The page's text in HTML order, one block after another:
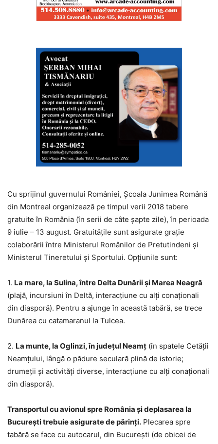
Cu sprijinul guvernului României, Școala Junimea Română
din Montreal organizează pe timpul verii 2018 tabere
gratuite în România (în serii de câte șapte zile), în perioada
9 iulie – 13 august. Gratuitățile sunt asigurate grație
colaborării între Ministerul Românilor de Pretutindeni și
Ministerul Tineretului și Sportului. Opțiunile sunt:
1. La mare, la Sulina, între Delta Dunării și Marea Neagră
(plajă, incursiuni în Deltă, interacțiune cu alți conaționali
din diasporă). Pentru a ajunge în această tabără, se trece
Dunărea cu catamaranul la Tulcea.
2. La munte, la Oglinzi, în județul Neamț (în spatele Cetății
Neamțului, lângă o pădure seculară plină de istorie;
drumeții și activități diverse, interacțiune cu alți conaționali
din diasporă).
Transportul cu avionul spre România și deplasarea la
București trebuie asigurate de părinți. Plecarea spre
tabără se face cu autocarul, din București (de obicei de